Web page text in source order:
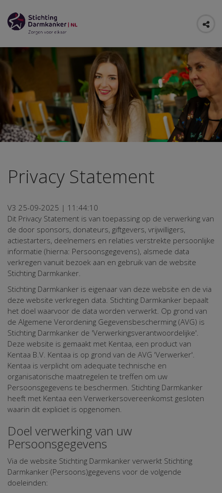
Privacy Statement
V3 25-09-2025 | 11:44:10
Dit Privacy Statement is van toepassing op de verwerking van
de door sponsors, donateurs, giftgevers, vrijwilligers,
actiestarters, deelnemers en relaties verstrekte persoonlijke
informatie (hierna: Persoonsgegevens), alsmede data
verkregen vanuit bezoek aan en gebruik van de website
Stichting Darmkanker.
Stichting Darmkanker is eigenaar van deze website en de via
deze website verkregen data. Stichting Darmkanker bepaalt
het doel waarvoor de data worden verwerkt. Op grond van
de Algemene Verordening Gegevensbescherming (AVG) is
Stichting Darmkanker de 'Verwerkingsverantwoordelijke'.
Deze website is gemaakt met Kentaa, een product van
Kentaa B.V. Kentaa is op grond van de AVG 'Verwerker'.
Kentaa is verplicht om adequate technische en
organisatorische maatregelen te treffen om uw
Persoonsgegevens te beschermen. Stichting Darmkanker
heeft met Kentaa een Verwerkersovereenkomst gesloten
waarin dit expliciet is opgenomen.
Doel verwerking van uw
Persoonsgegevens
Via de website Stichting Darmkanker verwerkt Stichting
Darmkanker (Persoons)gegevens voor de volgende
doeleinden: